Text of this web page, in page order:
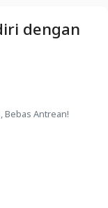
dengan
Bebas Antrean!